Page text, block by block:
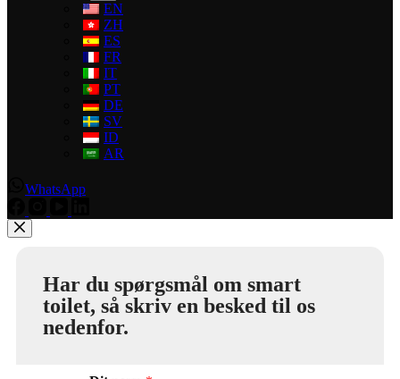
EN
ZH
ES
FR
IT
PT
DE
SV
ID
AR
WhatsApp
Har du spørgsmål om smart
toilet, så skriv en besked til os
nedenfor.